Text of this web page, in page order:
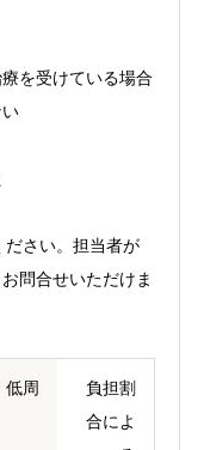
を受けている場合
さい。担当者が
問合せいただけま
周
負担割
合によ